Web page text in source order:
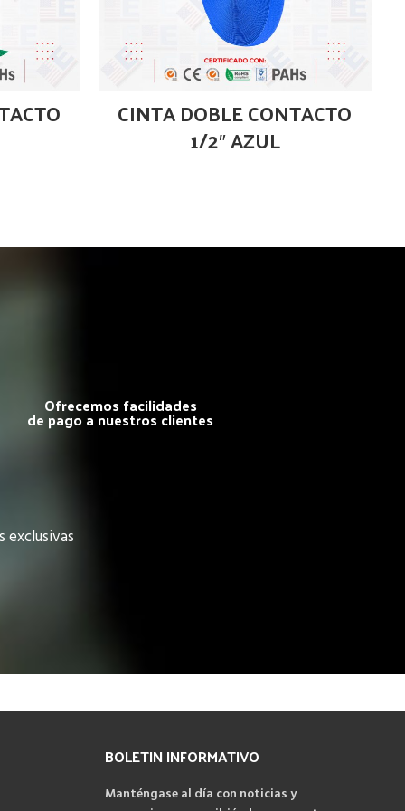
CINTA DOBLE CONTACTO
1/2″ AZUL
Ofrecemos facilidades
de pago a nuestros clientes
exclusivas
BOLETIN INFORMATIVO
Manténgase al día con noticias y